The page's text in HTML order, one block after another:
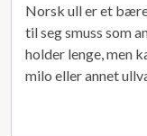
Norsk ull er et
til seg smuss som
holder lenge, men
milo eller annet